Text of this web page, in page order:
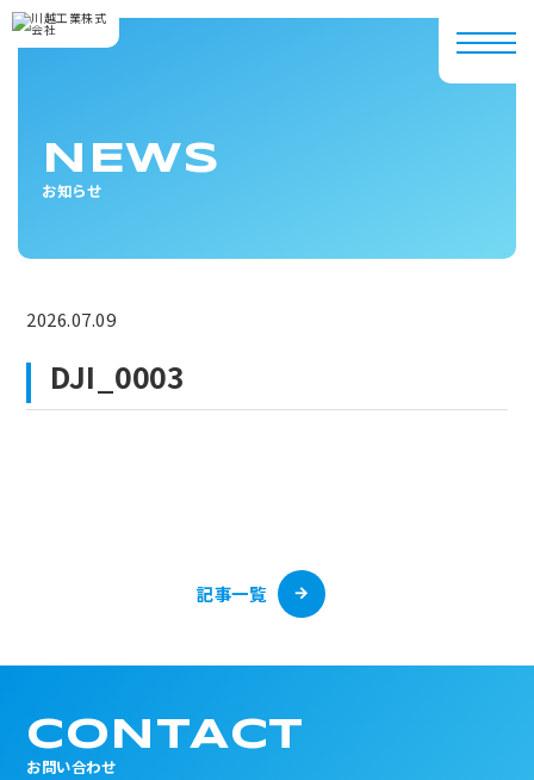
NEWS
お知らせ
2026.07.09
DJI_0003
記事一覧
CONTACT
お問い合わせ